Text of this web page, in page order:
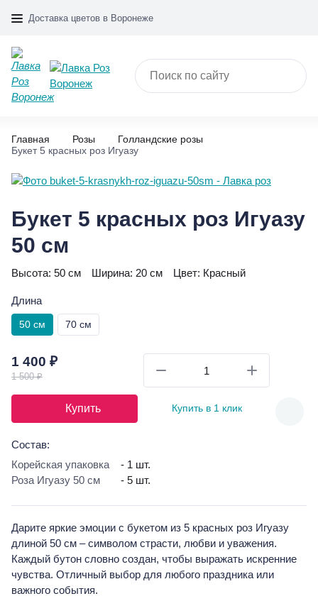
Доставка цветов в Воронеже
Главная Розы
Голландские розы
Букет 5 красных роз Игуазу
Букет 5 красных роз Игуазу
50 см
Высота: 50 см Ширина: 20 см Цвет: Красный
Длина
50 см 70 см
1 400 ₽
1 500 ₽
Купить Купить в 1 клик
Состав:
Корейская упаковка
- 1 шт.
Роза Игуазу 50 см
- 5 шт.
Дарите яркие эмоции с букетом из 5 красных роз Игуазу
длиной 50 см – символом страсти, любви и уважения.
Каждый бутон словно создан, чтобы выражать искренние
чувства. Отличный выбор для любого праздника или
важного события.